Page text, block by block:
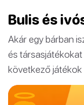
Bulis és
Akár egy bárban
és társasjátékokat
következő játékok